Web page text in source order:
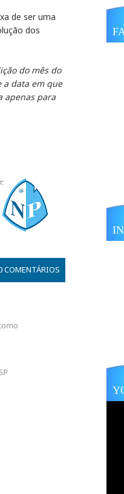
de ser uma
dos
do mês do
a data em que
apenas para
COMENTÁRIOS